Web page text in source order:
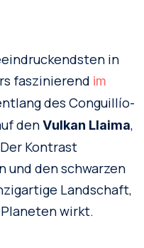
in
faszinierend im
des Conguillío-
denVulkan Llaima,
Kontrast
und den schwarzen
Landschaft,
wirkt.